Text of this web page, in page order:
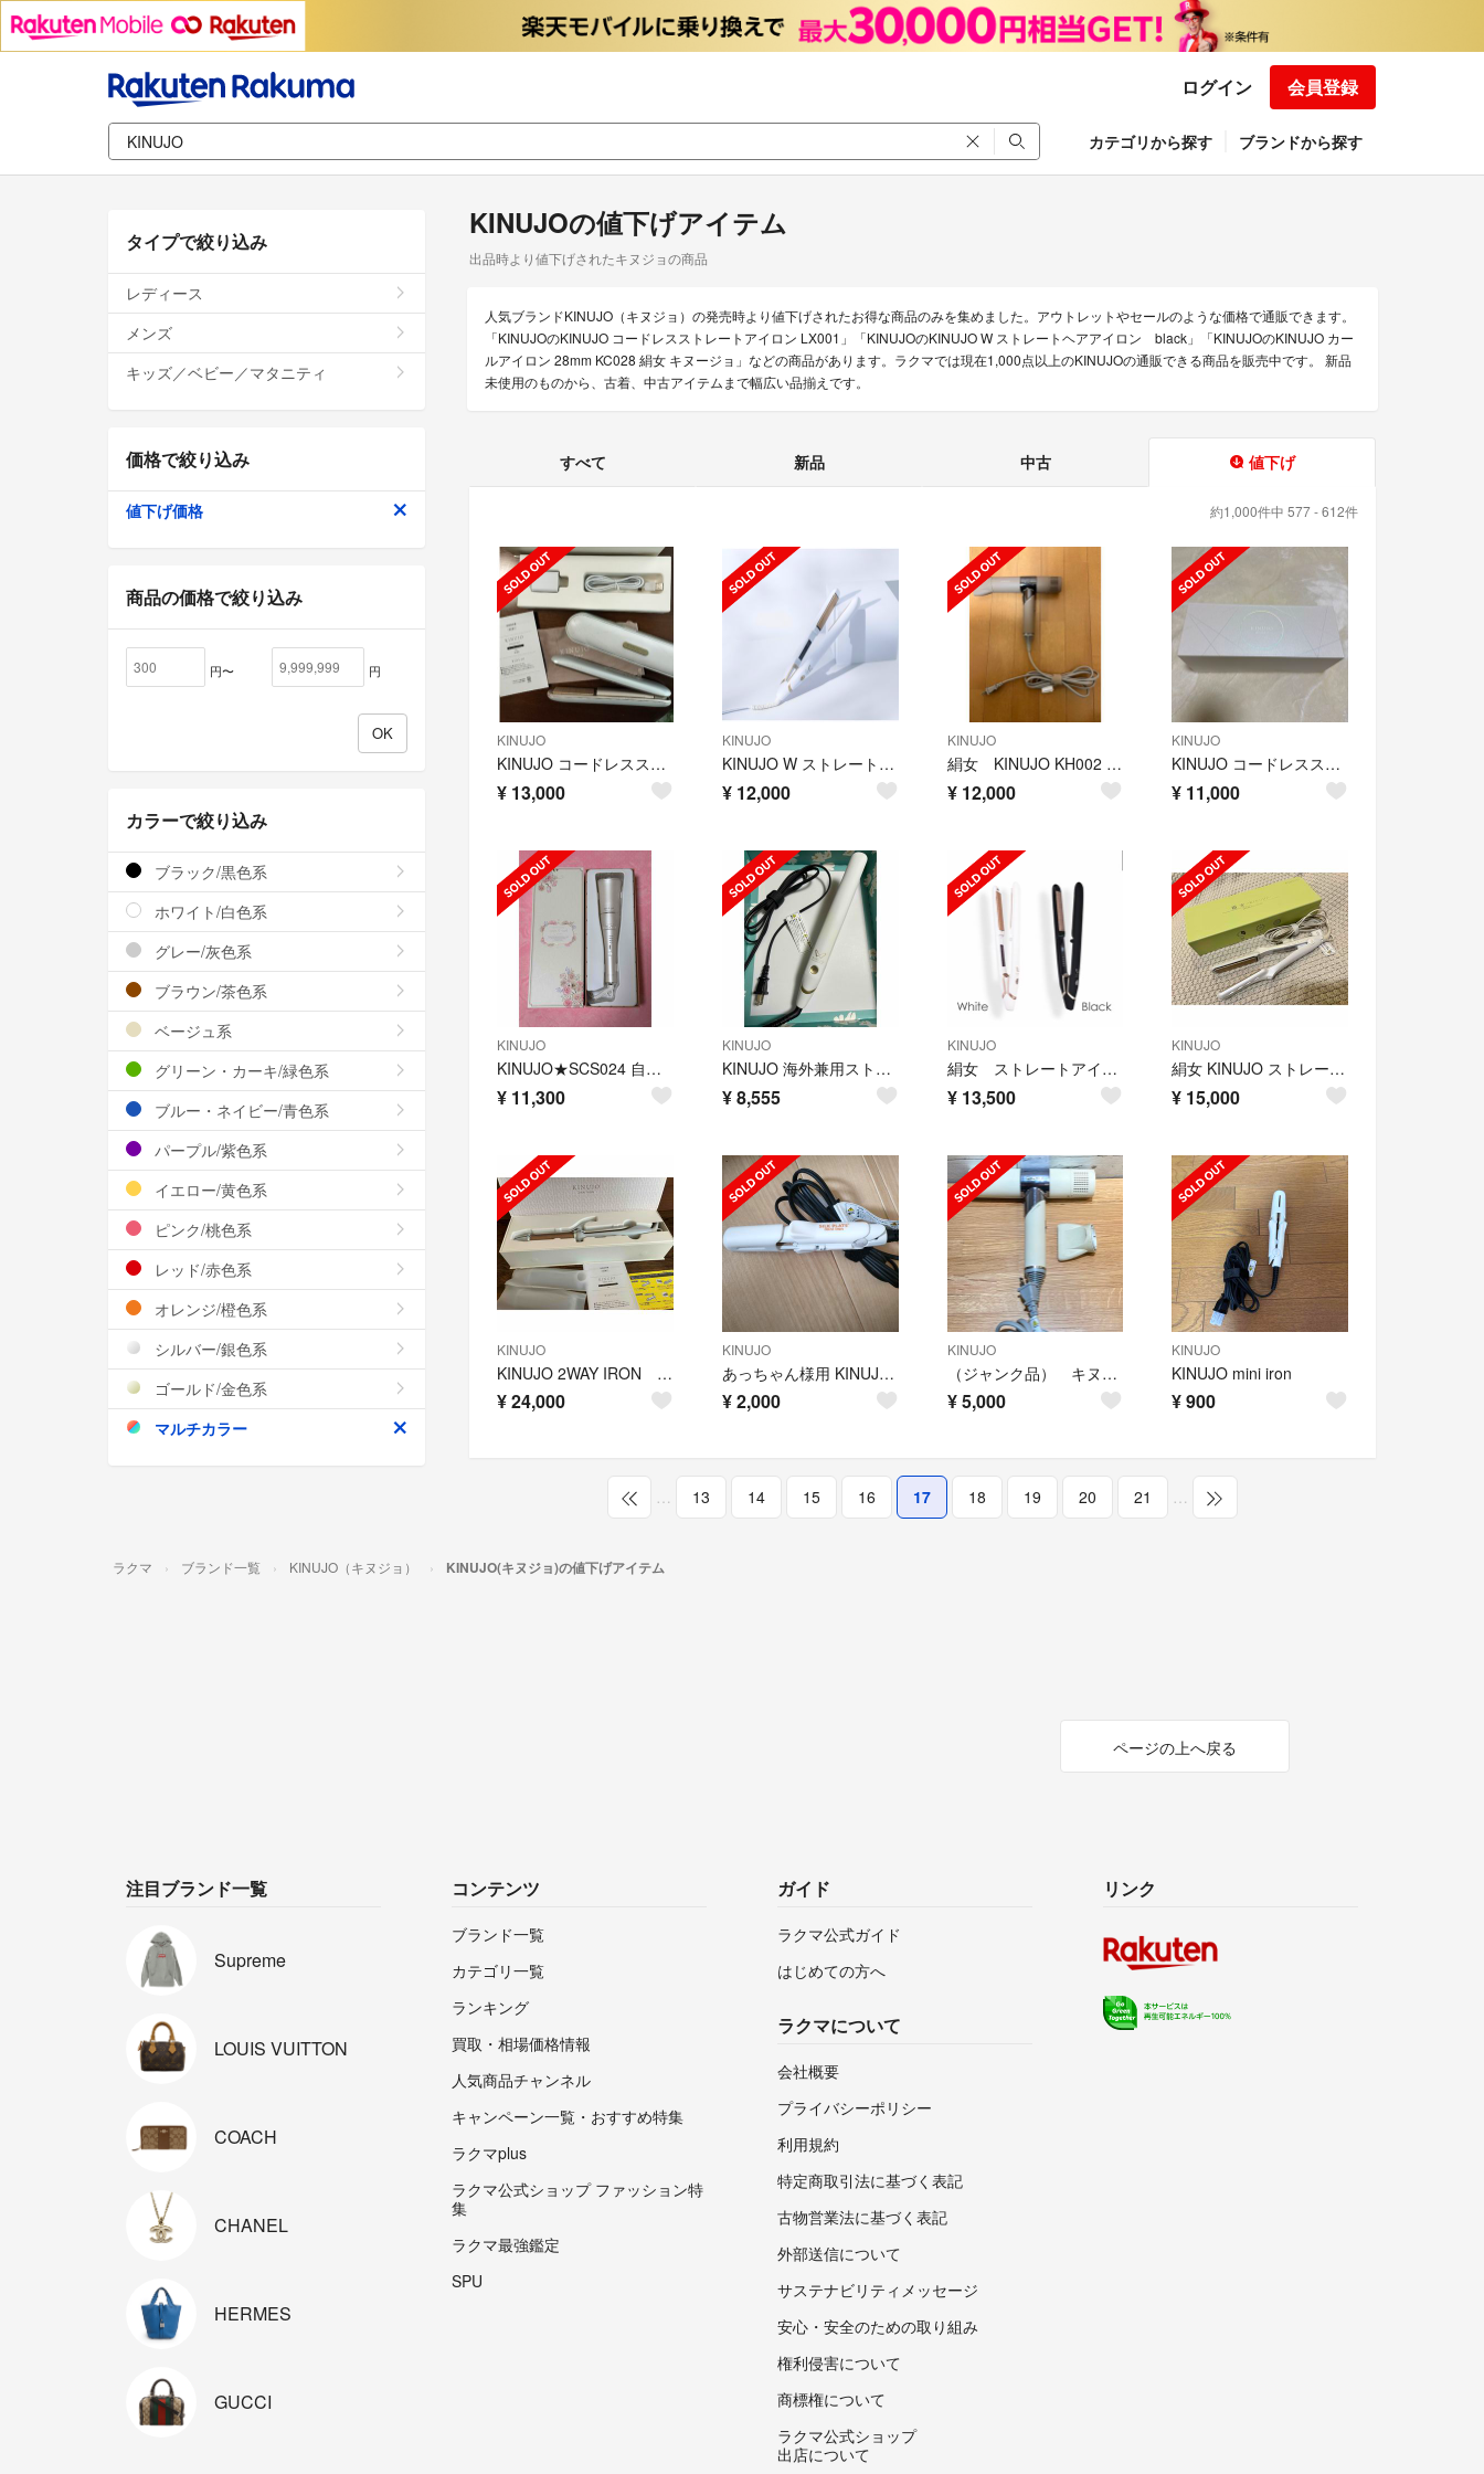
ログイン 会員登録
カテゴリから探す ブランドから探す
KINUJOの値下げアイテム
出品時より値下げされたキヌジョの商品
人気ブランドKINUJO（キヌジョ）の発売時より値下げされたお得な商品のみを集めました。アウトレットやセールのような価格で通販できます。
「KINUJOのKINUJO コードレスストレートアイロン LX001」「KINUJOのKINUJO W ストレートヘアアイロン black」「KINUJOのKINUJO カー
ルアイロン 28mm KC028 絹女 キヌージョ」などの商品があります。ラクマでは現在1,000点以上のKINUJOの通販できる商品を販売中です。 新品
未使用のものから、古着、中古アイテムまで幅広い品揃えです。
すべて 新品 中古 値下げ
約1,000件中 577 - 612件
KINUJO
KINUJO コードレスストレートアイロン LX001
¥ 13,000
KINUJO
KINUJO W ストレートヘアアイロン black
¥ 12,000
KINUJO
絹女 KINUJO KH002 モカ
¥ 12,000
KINUJO
KINUJO コードレスストレートアイロン LX001
¥ 11,000
KINUJO
KINUJO★SCS024 自動巻きカールアイロン Spin &curl
¥ 11,300
KINUJO
KINUJO 海外兼用ストレートアイロン キヌージョワールド 絹女 DS100(
¥8,555
KINUJO
絹女 ストレートアイロン ds100
¥ 13,500
KINUJO
絹女 KINUJO ストレートヘアアイロン
¥ 15,000
KINUJO
KINUJO 2WAY IRON ヘアアイロン 2W01
¥24,000
KINUJO
あっちゃん様用 KINUJO シルクプレートミニアイロン DG085
¥2,000
KINUJO
（ジャンク品） キヌージョ☘️ヘアドライヤー/絹女/kinujo /キヌジョ
¥5,000
KINUJO
KINUJO mini iron
¥900
13 14 15 16 17 18 19 20 21
タイプで絞り込み
レディース
メンズ
キッズ／ベビー／マタニティ
価格で絞り込み
値下げ価格
商品の価格で絞り込み
円〜 円
カラーで絞り込み
ブラック/黒色系
ホワイト/白色系
グレー/灰色系
ブラウン/茶色系
ベージュ系
グリーン・カーキ/緑色系
ブルー・ネイビー/青色系
パープル/紫色系
イエロー/黄色系
ピンク/桃色系
レッド/赤色系
オレンジ/橙色系
シルバー/銀色系
ゴールド/金色系
マルチカラー
ラクマ ブランド一覧 KINUJO（キヌジョ） KINUJO(キヌジョ)の値下げアイテム
ページの上へ戻る
注目ブランド一覧
Supreme
LOUIS VUITTON
COACH
CHANEL
HERMES
GUCCI
コンテンツ
ブランド一覧
カテゴリ一覧
ランキング
買取・相場価格情報
人気商品チャンネル
キャンペーン一覧・おすすめ特集
ラクマplus
ラクマ公式ショップ ファッション特
集
ラクマ最強鑑定
SPU
ガイド
ラクマ公式ガイド
はじめての方へ
ラクマについて
会社概要
プライバシーポリシー
利用規約
特定商取引法に基づく表記
古物営業法に基づく表記
外部送信について
サステナビリティメッセージ
安心・安全のための取り組み
権利侵害について
商標権について
ラクマ公式ショップ
出店について
リンク